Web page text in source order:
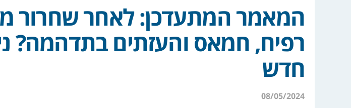
המאמר המתעדכן: לאחר שחרור
רפיח, חמאס והעזתים בתדהמה?
חדש
08/05/2024